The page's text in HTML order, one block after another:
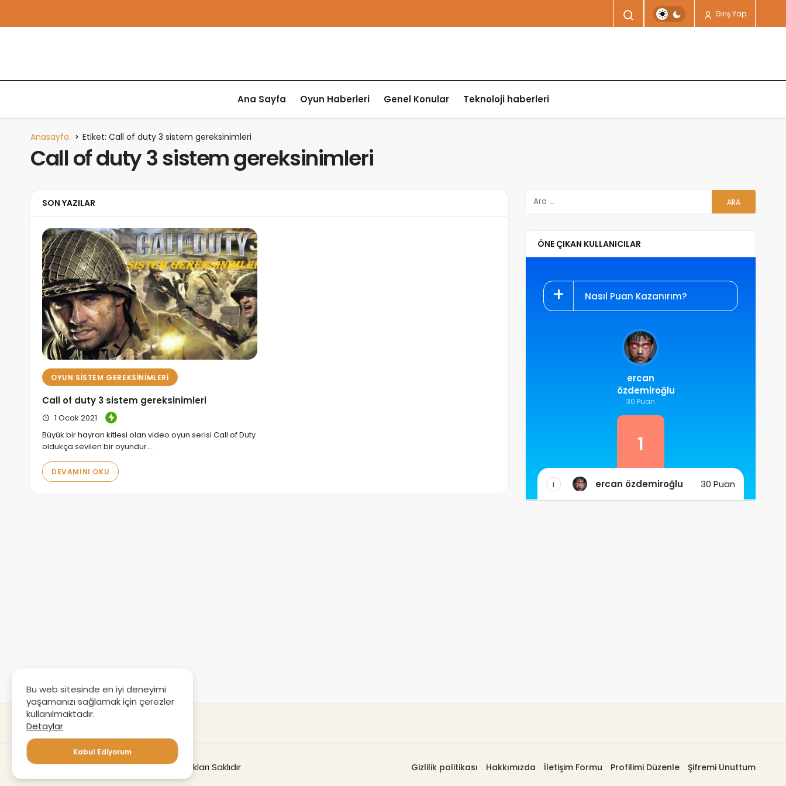
Giriş Yap
Ana Sayfa Oyun Haberleri Genel Konular Teknoloji haberleri
Anasayfa Etiket: Call of duty 3 sistem gereksinimleri
Call of duty 3 sistem gereksinimleri
SON YAZILAR
OYUN SISTEM GEREKSINIMLERI
Call of duty 3 sistem gereksinimleri
1 Ocak 2021
Büyük bir hayran kitlesi olan video oyun serisi Call of Duty
oldukça sevilen bir oyundur.…
DEVAMINI OKU
ÖNE ÇIKAN KULLANICILAR
Nasıl Puan Kazanırım?
ercan
özdemiroğlu
30 Puan
1
1 ercan özdemiroğlu 30 Puan
© Copyright 2020Destek360Tüm Hakları Saklıdır Gizlilik politikası Hakkımızda İletişim Formu Profilimi Düzenle Şifremi Unuttum
Bu web sitesinde en iyi deneyimi
yaşamanızı sağlamak için çerezler
kullanılmaktadır.
Detaylar
Kabul Ediyorum